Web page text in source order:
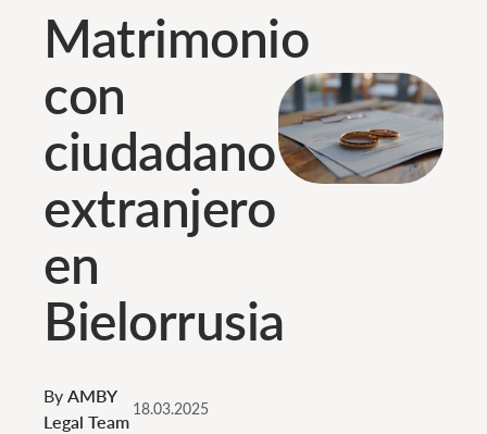
Matrimonio
con
ciudadano
extranjero
en
Bielorrusia
ByAMBY
Legal Team
18.03.2025